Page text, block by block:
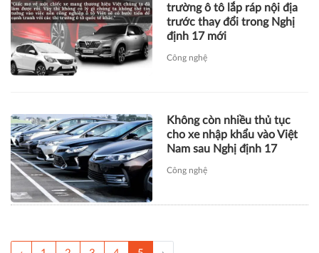
trường ô tô lắp ráp nội địa
trước thay đổi trong Nghị
định 17 mới
Công nghệ
Không còn nhiều thủ tục
cho xe nhập khẩu vào Việt
Nam sau Nghị định 17
Công nghệ